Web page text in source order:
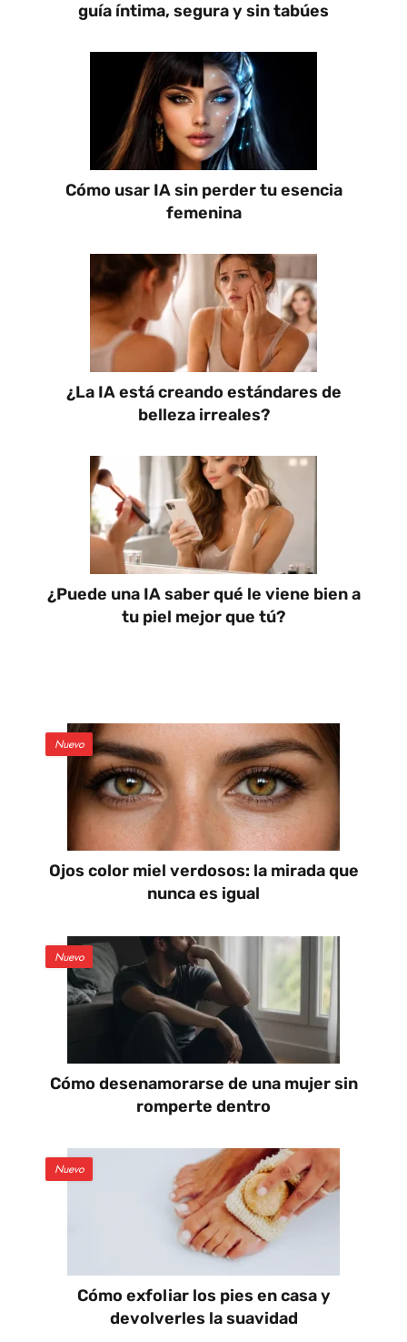
guía íntima, segura y sin tabúes
Cómo usar IA sin perder tu esencia
femenina
¿La IA está creando estándares de
belleza irreales?
¿Puede una IA saber qué le viene bien a
tu piel mejor que tú?
Nuevo
Ojos color miel verdosos: la mirada que
nunca es igual
Nuevo
Cómo desenamorarse de una mujer sin
romperte dentro
Nuevo
Cómo exfoliar los pies en casa y
devolverles la suavidad